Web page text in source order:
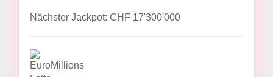
Nächster Jackpot: CHF 17'300'000